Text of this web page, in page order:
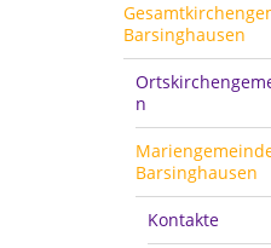
Barsinghausen
n
Barsinghausen
Kontakte